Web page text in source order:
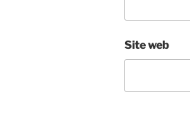
Site web